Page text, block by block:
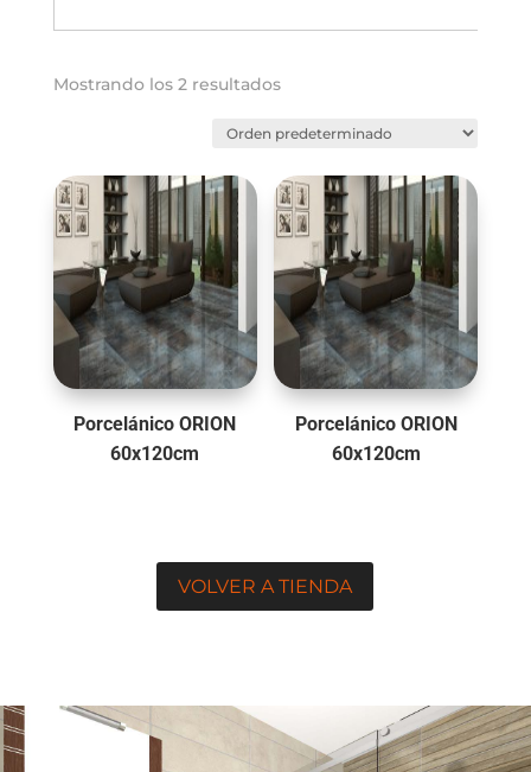
Mostrando los 2 resultados
Porcelánico ORION
60x120cm
Porcelánico ORION
60x120cm
VOLVER A TIENDA